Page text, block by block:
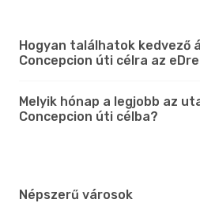
Hogyan találhatok kedvező
Concepcion úti célra az
Melyik hónap a legjobb az
Concepcion úti célba?
Népszerű városok